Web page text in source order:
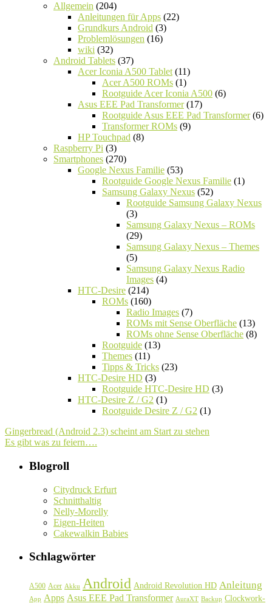
Allgemein (204)
Anleitungen für Apps (22)
Grundkurs Android (3)
Problemlösungen (16)
wiki (32)
Android Tablets (37)
Acer Iconia A500 Tablet (11)
Acer A500 ROMs (1)
Rootguide Acer Iconia A500 (6)
Asus EEE Pad Transformer(17)
Rootguide Asus EEE Pad Transformer(6)
Transformer ROMs (9)
HP Touchpad (8)
Raspberry Pi (3)
Smartphones (270)
Google Nexus Familie (53)
Rootguide Google Nexus Familie (1)
Samsung Galaxy Nexus (52)
Rootguide Samsung Galaxy Nexus
(3)
Samsung Galaxy Nexus – ROMs
(29)
Samsung Galaxy Nexus – Themes
(5)
Samsung Galaxy Nexus Radio
Images (4)
HTC-Desire (214)
ROMs (160)
Radio Images (7)
ROMs mit Sense Oberfläche (13)
ROMs ohne Sense Oberfläche (8)
Rootguide (13)
Themes (11)
Tipps & Tricks (23)
HTC-Desire HD (3)
Rootguide HTC-Desire HD (3)
HTC-Desire Z / G2 (1)
Rootguide Desire Z / G2 (1)
Gingerbread (Android 2.3) scheint am Start zu stehen
Es gibt was zu feiern….
Blogroll
Citydruck Erfurt
Schnitthaltig
Nelly-Morelly
Eigen-Heiten
Cakewalkin Babies
Schlagwörter
A500 Acer Akku Android Android Revolution HD Anleitung
App Apps Asus EEE Pad Transformer AuraXT Backup Clockwork-